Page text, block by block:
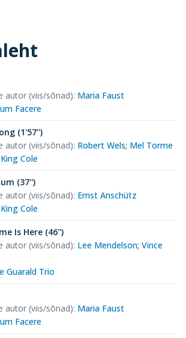
autor (viis/sõnad): Maria Faust
Facere
(1'57'')
autor (viis/sõnad): Robert Wels; Mel Torme
Cole
(37'')
autor (viis/sõnad): Ernst Anschütz
Cole
Is Here (46'')
autor (viis/sõnad): Lee Mendelson; Vince
Guarald Trio
autor (viis/sõnad): Maria Faust
Facere